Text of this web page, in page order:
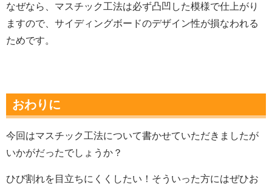
なぜなら、マスチック工法は必ず凸凹した模様で仕上がり
ますので、サイディングボードのデザイン性が損なわれる
ためです。
おわりに
今回はマスチック工法について書かせていただきましたが
いかがだったでしょうか？
ひび割れを目立ちにくくしたい！そういった方にはぜひお